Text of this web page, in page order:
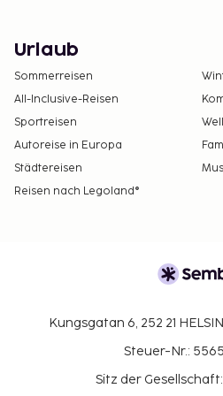
Urlaub
Sommerreisen
All-Inclusive-Reisen
Sportreisen
Autoreise in Europa
Städtereisen
Reisen nach Legoland®
Kungsgatan 6, 252 21
Steuer-Nr.:
Sitz der